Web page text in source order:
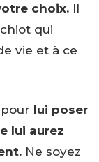
choix. Il
qui
vie et à ce
lui poser
lui aurez
Ne soyez